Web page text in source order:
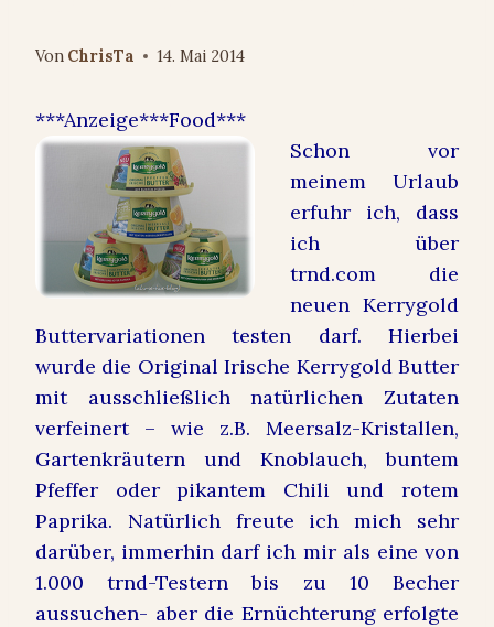
Von ChrisTa 14. Mai 2014
***Anzeige***Food***
Schon vor
meinem Urlaub
erfuhr ich, dass
ich über
trnd.com die
neuen Kerrygold
Buttervariationen testen darf. Hierbei
wurde die Original Irische Kerrygold Butter
mit aus­schließlich natürlichen Zutaten
verfeinert – wie z.B. Meersalz-Kristallen,
Gartenkräutern und Knoblauch, buntem
Pfeffer oder pikantem Chili und rotem
Paprika.
Natürlich freute ich mich sehr
darüber, immerhin darf ich mir als eine von
1.000 trnd-Testern bis zu 10 Becher
aussuchen- aber die Ernüchterung erfolgte